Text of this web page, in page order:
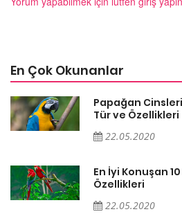
En Çok Okunanlar
Papağan
Tür ve Özellikleri
22.05.2020
En İyi Konuşan
Özellikleri
22.05.2020